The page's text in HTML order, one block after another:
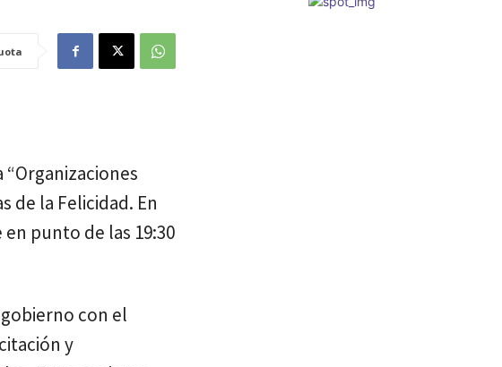
de la Felicidad. En
punto de las 19:30
con el
y